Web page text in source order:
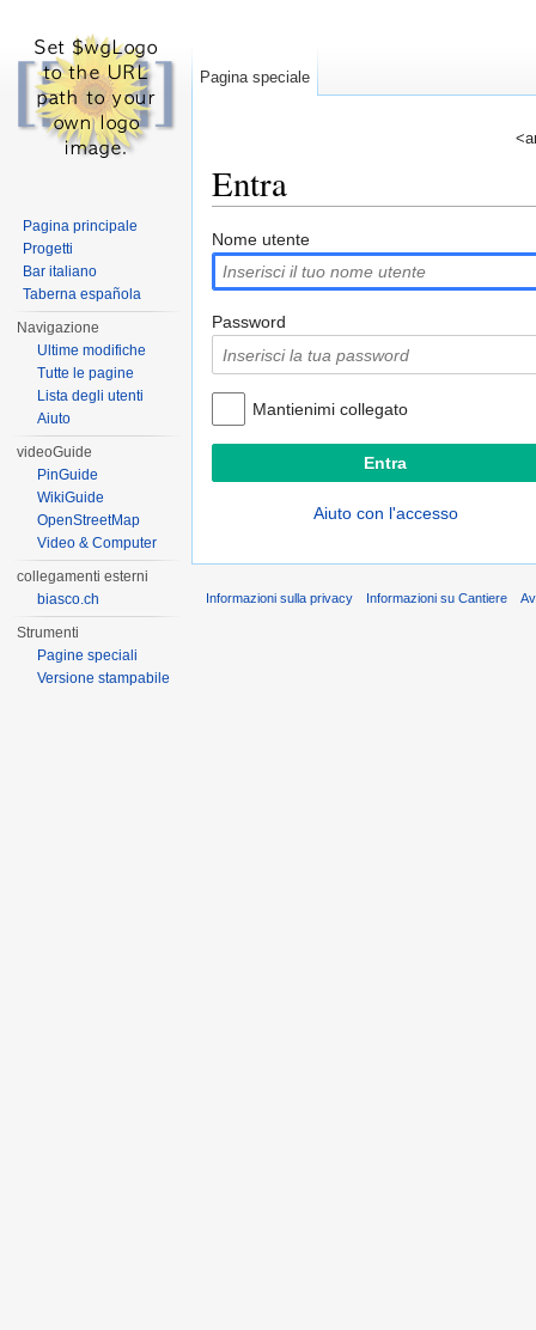
Entra
Nome utente
Password
Mantienimi collegato
Aiuto con l'accesso
Pagina speciale
Pagina principale
Progetti
Bar italiano
Taberna española
Navigazione
Ultime modifiche
Tutte le pagine
Lista degli utenti
Aiuto
videoGuide
PinGuide
WikiGuide
OpenStreetMap
Video & Computer
collegamenti esterni
biasco.ch
Strumenti
Pagine speciali
Versione stampabile
Informazioni sulla privacy Informazioni su Cantiere